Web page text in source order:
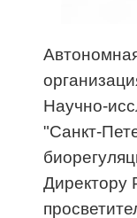
Научно-
"Санкт-
Директору